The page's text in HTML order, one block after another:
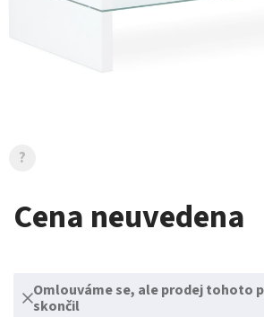
Cena neuvedena
Omlouváme se, ale prodej tohoto
skončil
?